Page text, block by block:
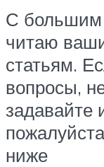
С большим
читаю
статьям.
вопросы,
задавайте
ниже